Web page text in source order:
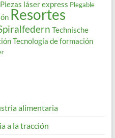
Piezas láser express Plegable
Resortes
Technische
Tecnología de formación
alimentaria
a la tracción